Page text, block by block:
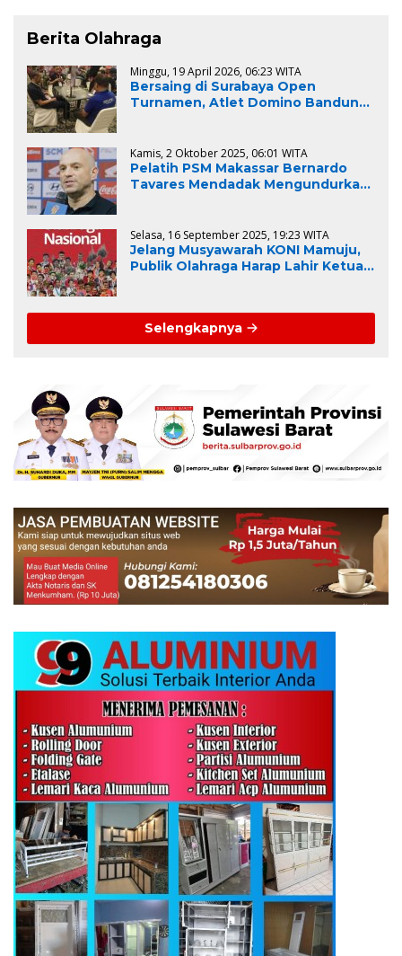
Berita Olahraga
Minggu, 19 April 2026, 06:23 WITA
Bersaing di Surabaya Open
Turnamen, Atlet Domino Bandung
Kamis, 2 Oktober 2025, 06:01 WITA
Pelatih PSM Makassar Bernardo
Tavares Mendadak Mengundurkan
Selasa, 16 September 2025, 19:23 WITA
Jelang Musyawarah KONI Mamuju,
Publik Olahraga Harap Lahir Ketua
Selengkapnya